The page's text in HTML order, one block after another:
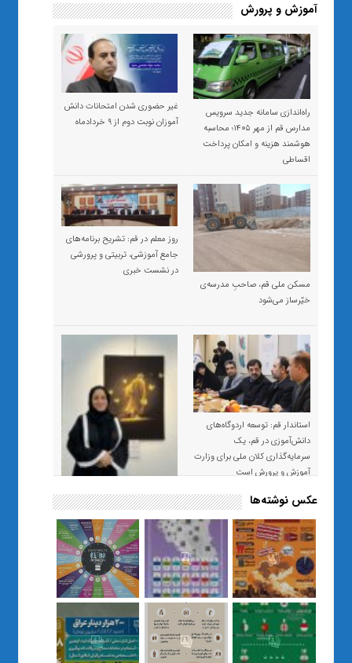
آموزش و پرورش
راه‌اندازی سامانه جدید سرویس
مدارس قم از مهر ۱۴۰۵؛ محاسبه
هوشمند هزینه و امکان پرداخت
اقساطی
غیر حضوری شدن امتحانات دانش
آموزان نوبت دوم از ۹ خردادماه
مسکن ملی قم، صاحبِ مدرسه‌ی
خیّرساز می‌شود
روز معلم در قم: تشریح برنامه‌های
جامع آموزشی، تربیتی و پرورشی
در نشست خبری
استاندار قم: توسعه اردوگاه‌های
دانش‌آموزی در قم، یک
سرمایه‌گذاری کلان ملی برای وزارت
آموزش و پرورش است
«صبر و اعتماد؛ روایت معلمی که
نسل Z را از بی‌هدفی به خودباوری
رساند / از یک کلاس ساده در قم تا
حضور مشترک معلم و هنرجویان
در مهم‌ترین گالری قرآنی هوش
مصنوعی تهران
عکس نوشته‌ها